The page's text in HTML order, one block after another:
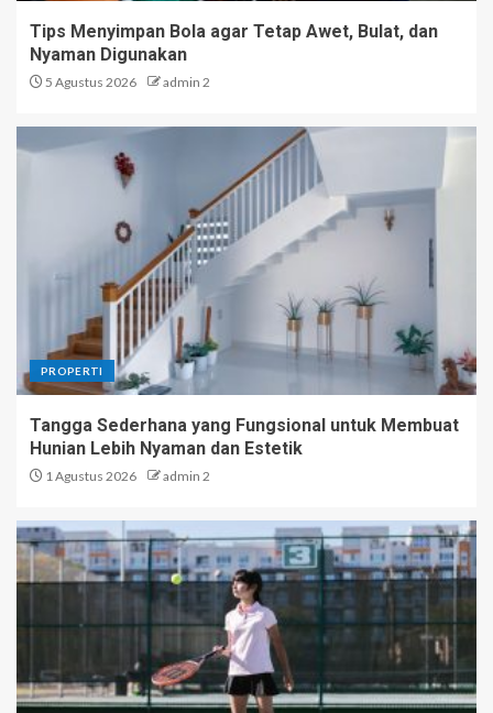
Tips Menyimpan Bola agar Tetap Awet, Bulat, dan
Nyaman Digunakan
5 Agustus 2026 admin 2
PROPERTI
Tangga Sederhana yang Fungsional untuk Membuat
Hunian Lebih Nyaman dan Estetik
1 Agustus 2026 admin 2